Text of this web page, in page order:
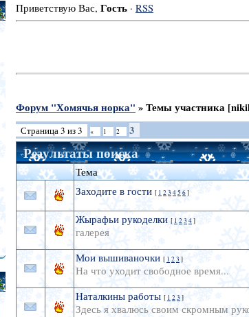
Приветствую Вас, Гость· RSS
Форум "Хомячья норка" »Темы участника
Страница3 из3 « 1 2 3
Результаты поиска
Тема
Заходите в гости [ 1 23 45 6]
Жырафьи рукоделки [ 1 23 4]
галерея
Мои вышиваночки [ 1 23 ]
На что уходит свободное время...
Наталкины работы [ 1 23 ]
Здесь я хвалюсь своим скромным